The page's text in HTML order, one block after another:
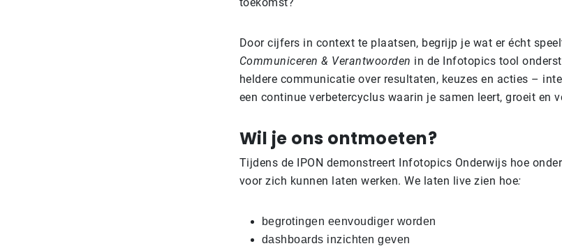
Door cijfers in context te plaatsen, begrijp je wat er écht
Communiceren & Verantwoorden in de Infotopics tool
heldere communicatie over resultaten, keuzes en acties –
een continue verbetercyclus waarin je samen leert, groeit en
Wil je ons ontmoeten?
Tijdens de IPON demonstreert Infotopics Onderwijs hoe
voor zich kunnen laten werken. We laten live zien hoe:
begrotingen eenvoudiger worden
dashboards inzichten geven